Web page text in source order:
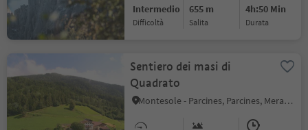
Intermedio
Difficoltà
655 m
Salita
4h:50 Min
durata
Sentiero dei masi di
Quadrato
Montesole - Parcines, Parcines, Merano e dintorni